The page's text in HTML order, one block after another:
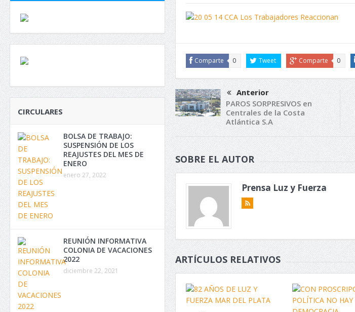
Comparte 0 Tweet Comparte 0
Anterior
PAROS SORPRESIVOS en
Centrales de la Costa
Atlántica S.A
SOBRE EL AUTOR
Prensa Luz y Fuerza
ARTÍCULOS RELATIVOS
CIRCULARES
BOLSA DE TRABAJO:
SUSPENSIÓN DE LOS
REAJUSTES DEL MES DE
ENERO
enero 27, 2022
REUNIÓN INFORMATIVA
COLONIA DE VACACIONES
2022
diciembre 22, 2021